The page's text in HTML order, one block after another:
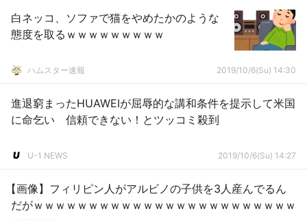
白ネッコ、ソファで猫をやめたかのような
態度を取るｗｗｗｗｗｗｗｗｗ
ハムスター速報 2019/10/6(Su) 14:30
進退窮まったHUAWEIが屈辱的な講和条件を提示して米国
に命乞い 信頼できない！とツッコミ殺到
U-1 NEWS 2019/10/6(Su) 14:27
【画像】フィリピン人がアルビノの子供を3人産んでるん
だがｗｗｗｗｗｗｗｗｗｗｗｗｗｗｗｗｗｗｗｗｗｗｗｗ